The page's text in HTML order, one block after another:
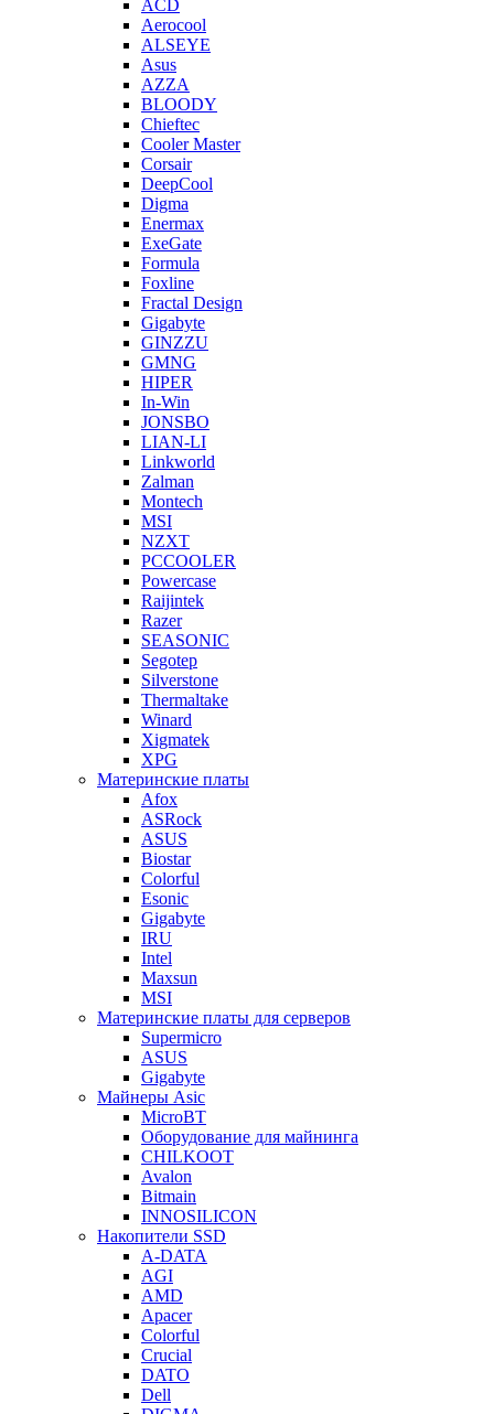
ACD
Aerocool
ALSEYE
Asus
AZZA
BLOODY
Chieftec
Cooler Master
Corsair
DeepCool
Digma
Enermax
ExeGate
Formula
Foxline
Fractal Design
Gigabyte
GINZZU
GMNG
HIPER
In-Win
JONSBO
LIAN-LI
Linkworld
Zalman
Montech
MSI
NZXT
PCCOOLER
Powercase
Raijintek
Razer
SEASONIC
Segotep
Silverstone
Thermaltake
Winard
Xigmatek
XPG
Материнские платы
Afox
ASRock
ASUS
Biostar
Colorful
Esonic
Gigabyte
IRU
Intel
Maxsun
MSI
Материнские платы для серверов
Supermicro
ASUS
Gigabyte
Майнеры Asic
MicroBT
Оборудование для майнинга
CHILKOOT
Avalon
Bitmain
INNOSILICON
Накопители SSD
A-DATA
AGI
AMD
Apacer
Colorful
Crucial
DATO
Dell